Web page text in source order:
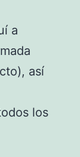
a
así
los